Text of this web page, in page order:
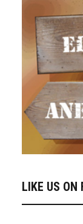
LIKE US ON